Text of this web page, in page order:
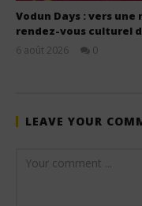
Vodun Days : vers
rendez-vous culturel
6 août 2026
0
LEAVE YOUR